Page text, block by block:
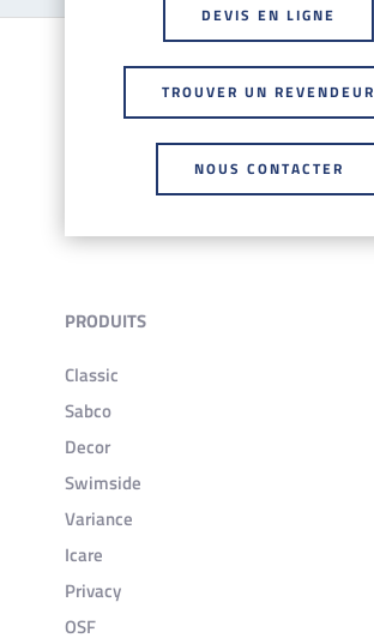
DEVIS EN LIGNE
TROUVER UN REVENDEUR
NOUS CONTACTER
PRODUITS
Classic
Sabco
Decor
Swimside
Variance
Icare
Privacy
OSF